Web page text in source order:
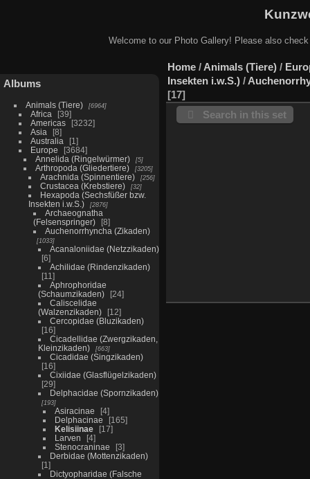
Welcome to our Photo Gallery! Please also
Albums
Animals (Tiere) 6964
Africa
39
Americas
3232
Asia
8
Australia
1
Europe
3684
Annelida (Ringelwürmer)
5
Arthropoda (Gliedertiere) 3205
Arachnida (Spinnentiere) 256
Crustacea (Krebstiere) 32
Hexapoda (Sechsfüßer bzw.
Insekten i.w.S.)
2876
Archaeognatha
(Felsenspringer)
8
Auchenorrhyncha (Zikaden)
1033
Acanaloniidae (Netzzikaden)
6
Achilidae (Rindenzikaden)
11
Aphrophoridae
(Schaumzikaden)
24
Caliscelidae
(Walzenzikaden)
12
Cercopidae (Bluzikaden)
16
Cicadellidae (Zwergzikaden,
Kleinzikaden)
663
Cicadidae (Singzikaden)
16
Cixiidae (Glasflügelzikaden)
29
Delphacidae (Spornzikaden)
193
Asiracinae
4
Delphacinae
165
Kelisiinae
17
Larven
4
Stenocraninae
3
Derbidae (Mottenzikaden)
1
Dictyopharidae (Falsche
Home / Animals (Tiere) /
Insekten i.w.S.) /
17
Search in this set